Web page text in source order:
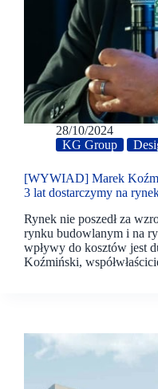
28/10/2024
KG Group
[WYWIAD] Marek
3 lat dostarczymy na
Rynek nie poszedł za
rynku budowlanym i na
wpływy do kosztów jest
Koźmiński,